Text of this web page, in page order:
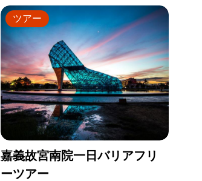
嘉義故宮南院一日バリアフリ
ーツアー
ツアー